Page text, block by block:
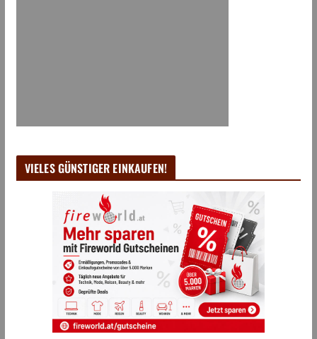
VIELES GÜNSTIGER EINKAUFEN!